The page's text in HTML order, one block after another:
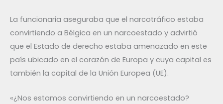
La funcionaria aseguraba que el narcotráfico estaba
convirtiendo a Bélgica en un narcoestado y advirtió
que el Estado de derecho estaba amenazado en este
país ubicado en el corazón de Europa y cuya capital es
también la capital de la Unión Europea (UE).
«¿Nos estamos convirtiendo en un narcoestado?